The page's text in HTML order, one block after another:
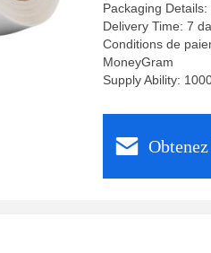
Packaging
Delivery Time: 7
Conditions de
MoneyGram
Supply Ability: